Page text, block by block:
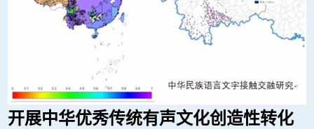
开展中华优秀传统有声文化创造性转化